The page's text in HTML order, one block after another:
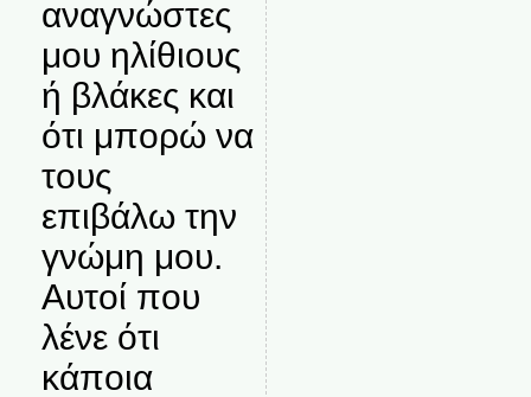
αναγνώστες
μου ηλίθιους
ή βλάκες και
ότι μπορώ να
τους
επιβάλω την
γνώμη μου.
Αυτοί που
λένε ότι
κάποια